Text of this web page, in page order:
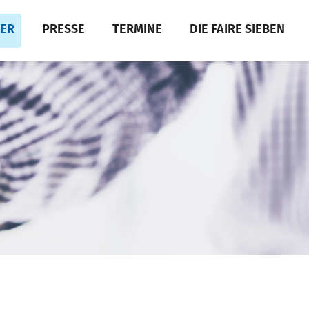
PRESSE TERMINE DIE FAIRE SIEBEN